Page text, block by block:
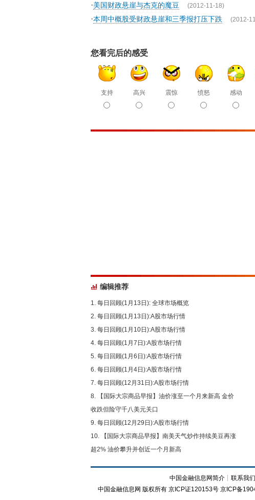
·美国财政悬崖与杰克的魔豆 (2012-11-18)
·本周中概股受财政悬崖和三季报打压下跌 (2012-
您看完后的感受
支持 高兴 震惊 愤怒 感动
编辑推荐
每日回顾(1月13日): 全球市场概览
每日回顾(1月13日):A股市场行情
每日回顾(1月10日):A股市场行情
每日回顾(1月7日):A股市场行情
每日回顾(1月6日):A股市场行情
每日回顾(1月4日):A股市场行情
每日回顾(12月31日):A股市场行情
【国际大宗商品早报】油价涨至一个月来新高 金价
收跌但险守千八美元关口
每日回顾(12月29日):A股市场行情
【国际大宗商品早报】南美天气炒作持续美豆再涨
超2% 油价攀升并创近一个月新高
中国金融信息网简介┊ 联系我们
中国金融信息网 版权所有 京ICP证120153号京ICP备